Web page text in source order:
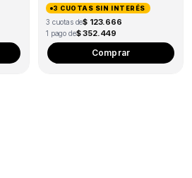
3 CUOTAS SIN INTERÉS
3 cuotas de$ 123.666
1 pago de$ 352.449
Comprar